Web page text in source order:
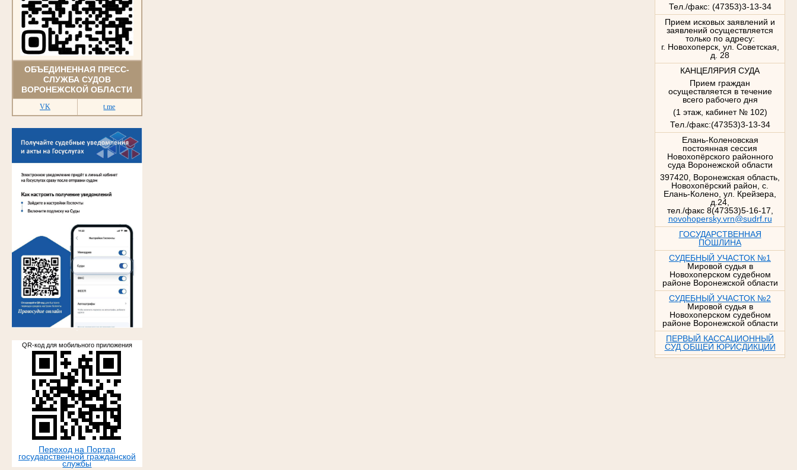
ОБЪЕДИНЕННАЯ ПРЕСС-
СЛУЖБА СУДОВ
ВОРОНЕЖСКОЙ ОБЛАСТИ
VK t.me
.
QR-код для мобильного приложения
Переход на Портал
государственной гражданской
службы
Тел./факс: (47353)3-13-34
Прием исковых заявлений и
заявлений осуществляется
только по адресу:
г. Новохоперск, ул. Советская,
д. 28
КАНЦЕЛЯРИЯ СУДА
Прием граждан
осуществляется в течение
всего рабочего дня
(1 этаж, кабинет № 102)
Тел./факс:(47353)3-13-34
Елань-Коленовская
постоянная сессия
Новохопёрского районного
суда Воронежской области
397420, Воронежская область,
Новохопёрский район, с.
Елань-Колено, ул. Крейзера,
д.24,
тел./факс 8(47353)5-16-17,
novohopersky.vrn@sudrf.ru
ГОСУДАРСТВЕННАЯ
ПОШЛИНА
СУДЕБНЫЙ УЧАСТОК №1
Мировой судья в
Новохоперском судебном
районе Воронежской области
СУДЕБНЫЙ УЧАСТОК №2
Мировой судья в
Новохоперском судебном
районе Воронежской области
ПЕРВЫЙ КАССАЦИОННЫЙ
СУД ОБЩЕЙ ЮРИСДИКЦИИ